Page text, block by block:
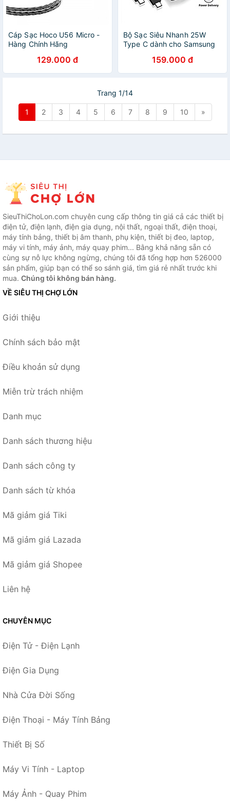
Cáp Sạc Hoco U56 Micro -
Hàng Chính Hãng
129.000 đ
Bộ Sạc Siêu Nhanh 25W
Type C dành cho Samsung
159.000 đ
Trang 1/14
1 2 3 4 5 6 7 8 9 10 »
SieuThiChoLon.com chuyên cung cấp thông tin giá cả các thiết bị
điện tử, điện lạnh, điện gia dụng, nội thất, ngoại thất, điện thoại,
máy tính bảng, thiết bị âm thanh, phụ kiện, thiết bị đeo, laptop,
máy vi tính, máy ảnh, máy quay phim... Bằng khả năng sẵn có
cùng sự nỗ lực không ngừng, chúng tôi đã tổng hợp hơn 526000
sản phẩm, giúp bạn có thể so sánh giá, tìm giá rẻ nhất trước khi
mua. Chúng tôi không bán hàng.
VỀ SIÊU THỊ CHỢ LỚN
Giới thiệu
Chính sách bảo mật
Điều khoản sử dụng
Miễn trừ trách nhiệm
Danh mục
Danh sách thương hiệu
Danh sách công ty
Danh sách từ khóa
Mã giảm giá Tiki
Mã giảm giá Lazada
Mã giảm giá Shopee
Liên hệ
CHUYÊN MỤC
Điện Tử - Điện Lạnh
Điện Gia Dụng
Nhà Cửa Đời Sống
Điện Thoại - Máy Tính Bảng
Thiết Bị Số
Máy Vi Tính - Laptop
Máy Ảnh - Quay Phim